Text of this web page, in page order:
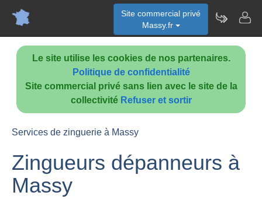
Le site utilise les cookies de nos partenaires.
Politique de confidentialité
Site commercial privé sans lien avec le site de la
collectivité Refuser et sortir
Site commercial privé
Massy.fr
Services de zinguerie à Massy
Zingueurs dépanneurs à
Massy